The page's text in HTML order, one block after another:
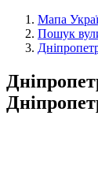
Мапа
Пошук